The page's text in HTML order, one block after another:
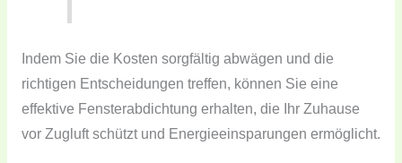
Indem Sie die Kosten sorgfältig abwägen und die
richtigen Entscheidungen treffen, können Sie eine
effektive Fensterabdichtung erhalten, die Ihr Zuhause
vor Zugluft schützt und Energieeinsparungen ermöglicht.